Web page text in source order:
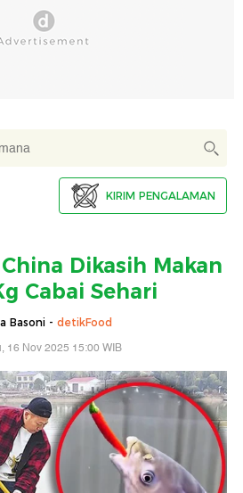
KIRIM PENGALAMAN
Dikasih Makan
Cabai Sehari
Basoni - detikFood
16 Nov 2025 15:00 WIB